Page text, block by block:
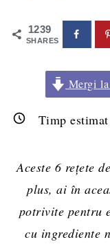
1239
SHARES
Mergi
Timp
Aceste 6 rețete
plus, ai în
potrivite pentru
cu ingrediente